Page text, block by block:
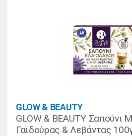
GLOW & BEAUTY
GLOW & BEAUTY Σαπούνι
Γαϊδούρας & Λεβάντας